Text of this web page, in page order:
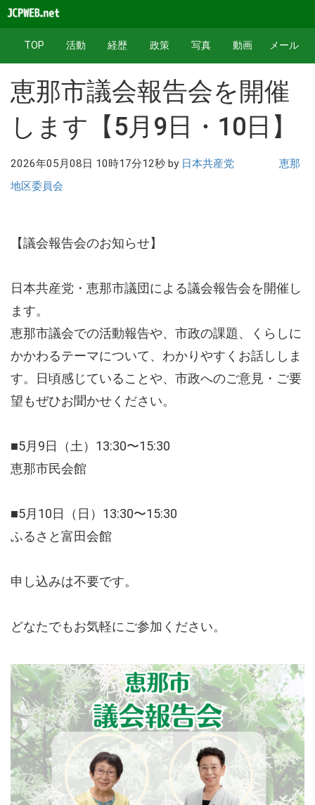
TOP 活動 経歴 政策 写真 動画 メール
恵那市議会報告会を開催
します【5月9日・10日】
2026年05月08日 10時17分12秒 by 日本共産党 恵那
地区委員会
【議会報告会のお知らせ】
日本共産党・恵那市議団による議会報告会を開催し
ます。
恵那市議会での活動報告や、市政の課題、くらしに
かかわるテーマについて、わかりやすくお話ししま
す。日頃感じていることや、市政へのご意見・ご要
望もぜひお聞かせください。
■5月9日（土）13:30〜15:30
恵那市民会館
■5月10日（日）13:30〜15:30
ふるさと富田会館
申し込みは不要です。
どなたでもお気軽にご参加ください。